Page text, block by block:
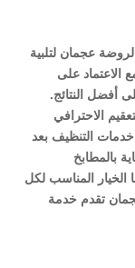
عجمان لتلبية
الاعتماد على
أفضل النتائج.
الاحترافي
التنظيف بعد
بالمطابخ
الخيار المناسب لكل
تقدم خدمة